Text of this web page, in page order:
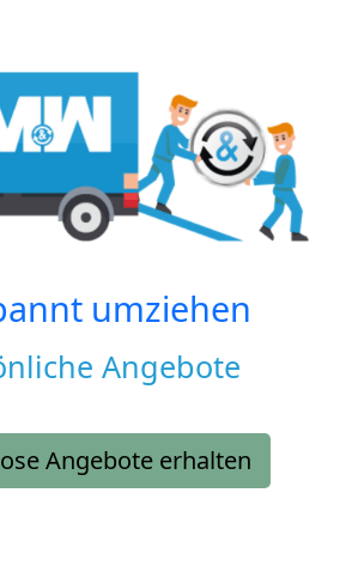
umziehen
Angebote
Angebote erhalten